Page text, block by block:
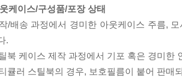
케이스/구성품/포장 상태
/배송 과정에서 경미한 아웃케이스 주름,
.
북 케이스 제작 과정에서 기포 혹은 경미한
큘러 스틸북의 경우, 보호필름이 붙어 판매